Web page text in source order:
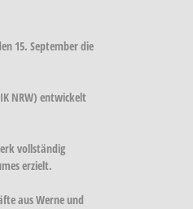
15. September die
NRW) entwickelt
vollständig
erzielt.
aus Werne und